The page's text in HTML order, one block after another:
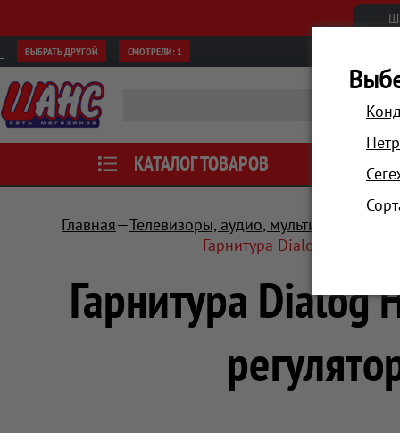
ВЫБРАТЬ ДРУГОЙ СМОТРЕЛИ: 1
КАТАЛОГ ТОВАРОВ АКЦИИ
Главная Телевизоры, аудио, мультимедиа
Гарнитура Dialog HGK-20L
Гарнитура Dialog